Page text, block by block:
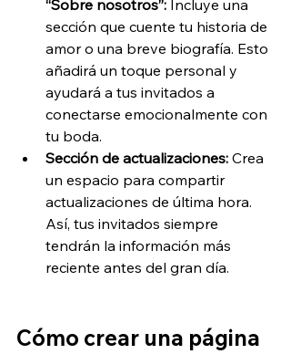
“Sobre nosotros”: Incluye una
sección que cuente tu historia de
amor o una breve biografía. Esto
añadirá un toque personal y
ayudará a tus invitados a
conectarse emocionalmente con
tu boda.
Sección de actualizaciones: Crea
un espacio para compartir
actualizaciones de última hora.
Así, tus invitados siempre
tendrán la información más
reciente antes del gran día.
Cómo crear una página